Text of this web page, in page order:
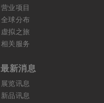
营业项目
全球分布
虚拟之旅
相关服务
最新消息
展览讯息
新品讯息